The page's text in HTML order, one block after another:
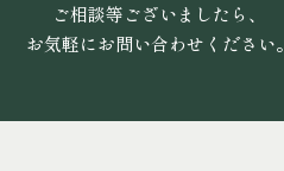
ご相談等ございましたら、
お気軽にお問い合わせください。